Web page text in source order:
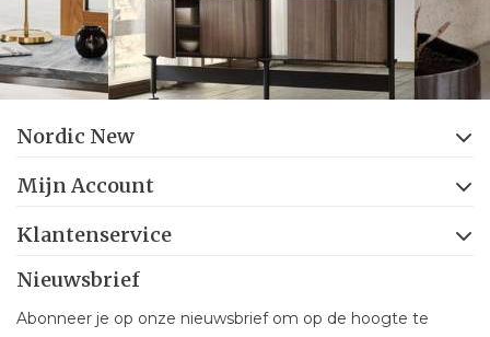
Nordic New
Mijn Account
Klantenservice
Nieuwsbrief
Abonneer je op onze nieuwsbrief om op de hoogte te